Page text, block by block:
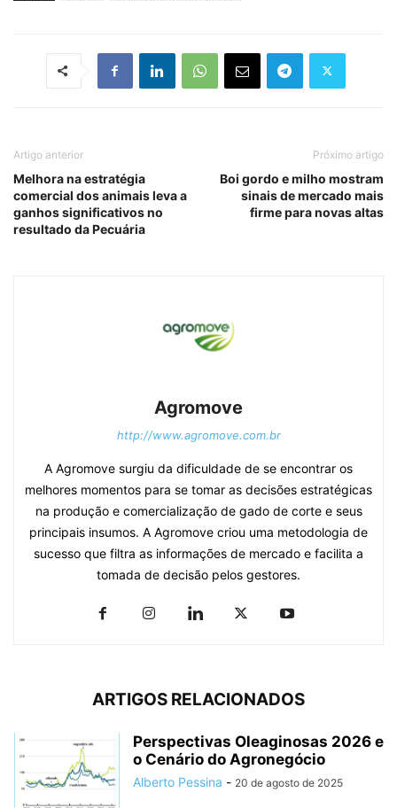
Artigo anterior
Melhora na estratégia
comercial dos animais leva a
ganhos significativos no
resultado da Pecuária
Próximo artigo
Boi gordo e milho mostram
sinais de mercado mais
firme para novas altas
Agromove
http://www.agromove.com.br
A Agromove surgiu da dificuldade de se encontrar os
melhores momentos para se tomar as decisões estratégicas
na produção e comercialização de gado de corte e seus
principais insumos. A Agromove criou uma metodologia de
sucesso que filtra as informações de mercado e facilita a
tomada de decisão pelos gestores.
ARTIGOS RELACIONADOS
Perspectivas Oleaginosas 2026 e
o Cenário do Agronegócio
Alberto Pessina - 20 de agosto de 2025